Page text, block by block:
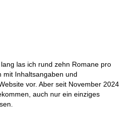
las ich rund zehn Romane pro
mit Inhaltsangaben und
vor. Aber seit November 2024
auch nur ein einziges